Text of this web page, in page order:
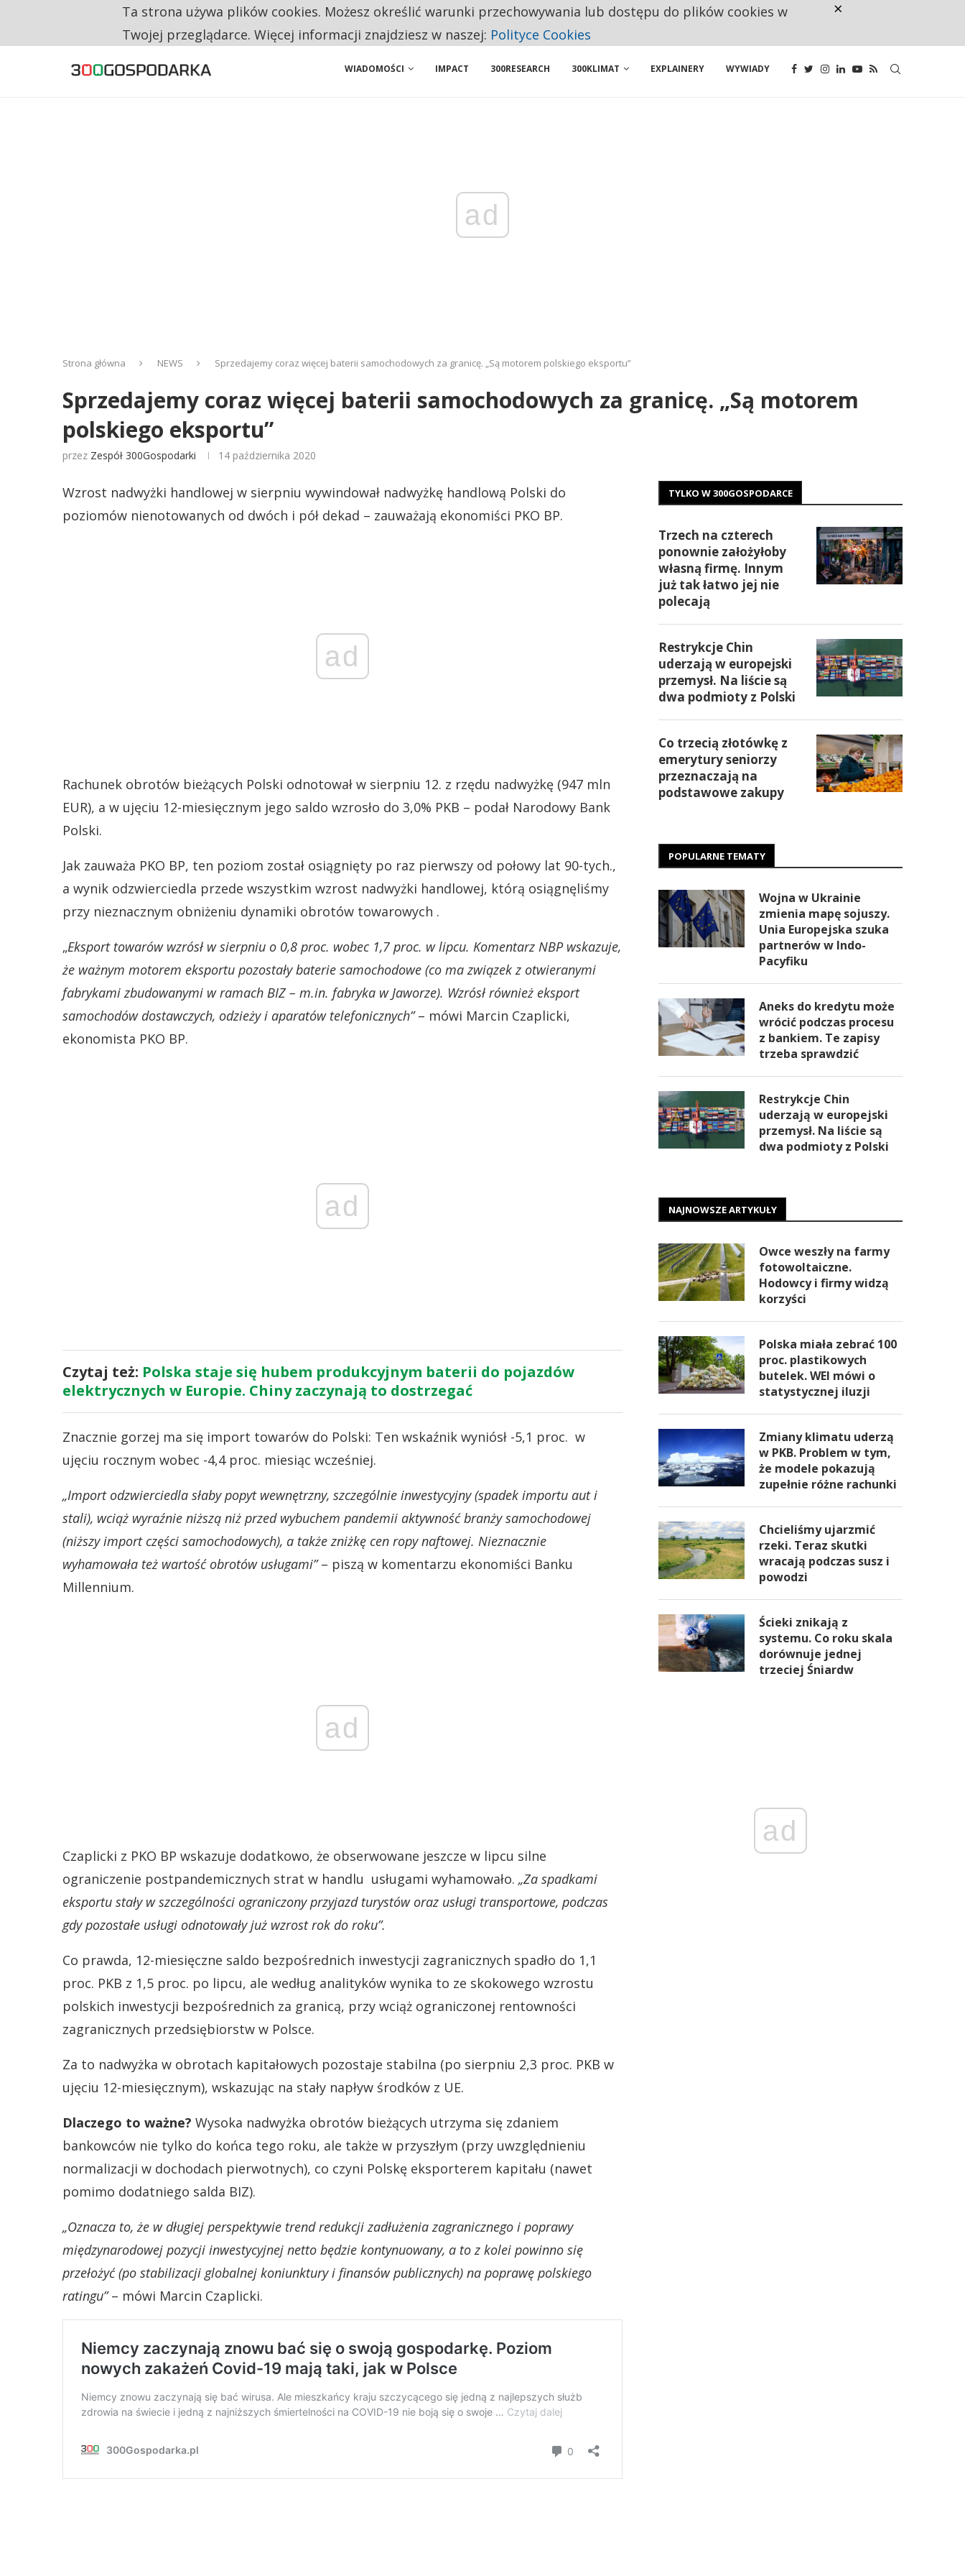
CO TRZECIĄ ZŁOTÓWKĘ Z EMERYTURY SENIORZY PRZEZNACZAJĄ NA PODSTAWOWE ZAKUPY
WIADOMOŚCI IMPACT 300RESEARCH 300KLIMAT EXPLAINERY WYWIADY
ad
Strona główna NEWS Sprzedajemy coraz więcej baterii samochodowych za granicę. „Są motorem polskiego eksportu”
Sprzedajemy coraz więcej baterii samochodowych za granicę. „Są motorem
polskiego eksportu”
przez Zespół 300Gospodarki 14 października 2020
Wzrost nadwyżki handlowej w sierpniu wywindował nadwyżkę handlową Polski do
poziomów nienotowanych od dwóch i pół dekad – zauważają ekonomiści PKO BP.
ad
Rachunek obrotów bieżących Polski odnotował w sierpniu 12. z rzędu nadwyżkę (947 mln
EUR), a w ujęciu 12-miesięcznym jego saldo wzrosło do 3,0% PKB – podał Narodowy Bank
Polski.
Jak zauważa PKO BP, ten poziom został osiągnięty po raz pierwszy od połowy lat 90-tych.,
a wynik odzwierciedla przede wszystkim wzrost nadwyżki handlowej, którą osiągnęliśmy
przy nieznacznym obniżeniu dynamiki obrotów towarowych .
„Eksport towarów wzrósł w sierpniu o 0,8 proc. wobec 1,7 proc. w lipcu. Komentarz NBP wskazuje,
że ważnym motorem eksportu pozostały baterie samochodowe (co ma związek z otwieranymi
fabrykami zbudowanymi w ramach BIZ – m.in. fabryka w Jaworze). Wzrósł również eksport
samochodów dostawczych, odzieży i aparatów telefonicznych”– mówi Marcin Czaplicki,
ekonomista PKO BP.
ad
Czytaj też: Polska staje się hubem produkcyjnym baterii do pojazdów
elektrycznych w Europie. Chiny zaczynają to dostrzegać
Znacznie gorzej ma się import towarów do Polski: Ten wskaźnik wyniósł -5,1 proc. w
ujęciu rocznym wobec -4,4 proc. miesiąc wcześniej.
„Import odzwierciedla słaby popyt wewnętrzny, szczególnie inwestycyjny (spadek importu aut i
stali), wciąż wyraźnie niższą niż przed wybuchem pandemii aktywność branży samochodowej
(niższy import części samochodowych), a także zniżkę cen ropy naftowej. Nieznacznie
wyhamowała też wartość obrotów usługami”– piszą w komentarzu ekonomiści Banku
Millennium.
ad
Czaplicki z PKO BP wskazuje dodatkowo, że obserwowane jeszcze w lipcu silne
ograniczenie postpandemicznych strat w handlu usługami wyhamowało. „Za spadkami
eksportu stały w szczególności ograniczony przyjazd turystów oraz usługi transportowe, podczas
gdy pozostałe usługi odnotowały już wzrost rok do roku”.
Co prawda, 12-miesięczne saldo bezpośrednich inwestycji zagranicznych spadło do 1,1
proc. PKB z 1,5 proc. po lipcu, ale według analityków wynika to ze skokowego wzrostu
polskich inwestycji bezpośrednich za granicą, przy wciąż ograniczonej rentowności
zagranicznych przedsiębiorstw w Polsce.
Za to nadwyżka w obrotach kapitałowych pozostaje stabilna (po sierpniu 2,3 proc. PKB w
ujęciu 12-miesięcznym), wskazując na stały napływ środków z UE.
Dlaczego to ważne? Wysoka nadwyżka obrotów bieżących utrzyma się zdaniem
bankowców nie tylko do końca tego roku, ale także w przyszłym (przy uwzględnieniu
normalizacji w dochodach pierwotnych), co czyni Polskę eksporterem kapitału (nawet
pomimo dodatniego salda BIZ).
„Oznacza to, że w długiej perspektywie trend redukcji zadłużenia zagranicznego i poprawy
międzynarodowej pozycji inwestycyjnej netto będzie kontynuowany, a to z kolei powinno się
przełożyć (po stabilizacji globalnej koniunktury i finansów publicznych) na poprawę polskiego
ratingu”– mówi Marcin Czaplicki.
TYLKO W 300GOSPODARCE
Trzech na czterech
ponownie założyłoby
własną firmę. Innym
już tak łatwo jej nie
polecają
Restrykcje Chin
uderzają w europejski
przemysł. Na liście są
dwa podmioty z Polski
Co trzecią złotówkę z
emerytury seniorzy
przeznaczają na
podstawowe zakupy
POPULARNE TEMATY
Wojna w Ukrainie
zmienia mapę sojuszy.
Unia Europejska szuka
partnerów w Indo-
Pacyfiku
Aneks do kredytu może
wrócić podczas procesu
z bankiem. Te zapisy
trzeba sprawdzić
Restrykcje Chin
uderzają w europejski
przemysł. Na liście są
dwa podmioty z Polski
NAJNOWSZE ARTYKUŁY
Owce weszły na farmy
fotowoltaiczne.
Hodowcy i firmy widzą
korzyści
Polska miała zebrać 100
proc. plastikowych
butelek. WEI mówi o
statystycznej iluzji
Zmiany klimatu uderzą
w PKB. Problem w tym,
że modele pokazują
zupełnie różne rachunki
Chcieliśmy ujarzmić
rzeki. Teraz skutki
wracają podczas susz i
powodzi
Ścieki znikają z
systemu. Co roku skala
dorównuje jednej
trzeciej Śniardw
ad
Ta strona używa plików cookies. Możesz określić warunki przechowywania lub dostępu do plików cookies w
Twojej przeglądarce. Więcej informacji znajdziesz w naszej: Polityce Cookies
×